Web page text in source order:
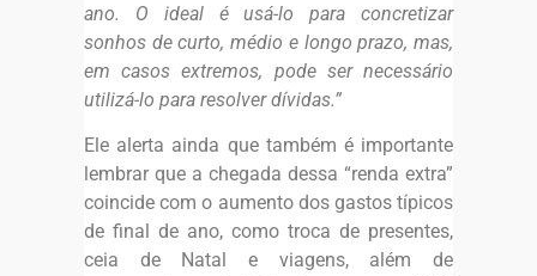
ano. O ideal é usá-lo para concretizar
sonhos de curto, médio e longo prazo, mas,
em casos extremos, pode ser necessário
utilizá-lo para resolver dívidas.”
Ele alerta ainda que também é importante
lembrar que a chegada dessa “renda extra”
coincide com o aumento dos gastos típicos
de final de ano, como troca de presentes,
ceia de Natal e viagens, além de